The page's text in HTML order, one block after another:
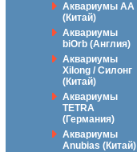
Аквариумы АА
(Китай)
Аквариумы
biOrb (Англия)
Аквариумы
Xilong / Силонг
(Китай)
Аквариумы
TETRA
(Германия)
Аквариумы
Anubias (Китай)